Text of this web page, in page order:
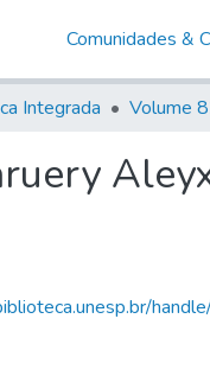
Comunidades &
Integrada